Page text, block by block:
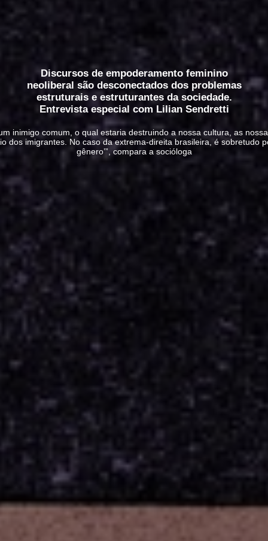
Discursos de empoderamento feminino
neoliberal são desconectados dos problemas
estruturais e estruturantes da sociedade.
Entrevista especial com Lilian Sendretti
inimigo comum, o qual estaria destruindo a nossa cultura, as
dos imigrantes. No caso da extrema-direita brasileira, é sobretudo
gênero’”, compara a socióloga